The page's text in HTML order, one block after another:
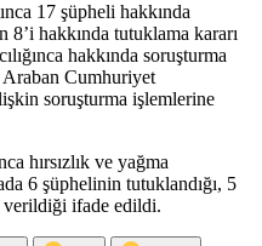
17 şüpheli hakkında
8’i hakkında tutuklama kararı
hakkında soruşturma
Araban Cumhuriyet
soruşturma işlemlerine
hırsızlık ve yağma
6 şüphelinin tutuklandığı, 5
verildiği ifade edildi.